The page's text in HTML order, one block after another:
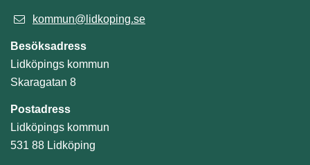
kommun@lidkoping.se
Besöksadress
Lidköpings kommun
Skaragatan 8
Postadress
Lidköpings kommun
531 88 Lidköping